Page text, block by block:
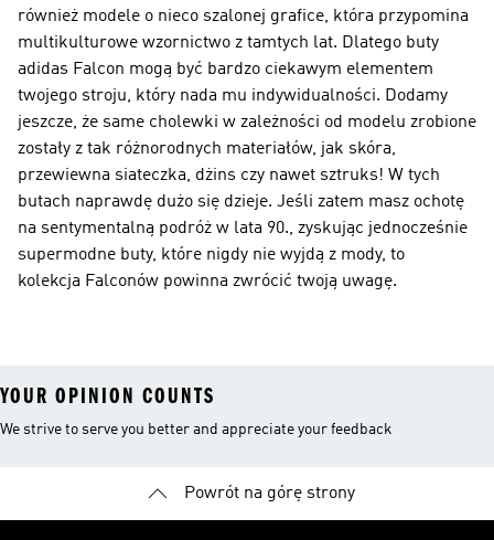
również modele o nieco szalonej grafice, która przypomina
multikulturowe wzornictwo z tamtych lat. Dlatego buty
adidas Falcon mogą być bardzo ciekawym elementem
twojego stroju, który nada mu indywidualności. Dodamy
jeszcze, że same cholewki w zależności od modelu zrobione
zostały z tak różnorodnych materiałów, jak skóra,
przewiewna siateczka, dżins czy nawet sztruks! W tych
butach naprawdę dużo się dzieje. Jeśli zatem masz ochotę
na sentymentalną podróż w lata 90., zyskując jednocześnie
supermodne buty, które nigdy nie wyjdą z mody, to
kolekcja Falconów powinna zwrócić twoją uwagę.
YOUR OPINION COUNTS
We strive to serve you better and appreciate your feedback
Powrót na górę strony